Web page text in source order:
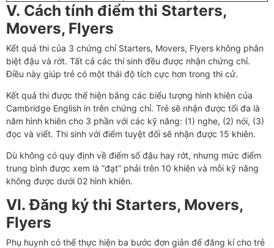
V. Cách tính điểm thi Starters,
Movers, Flyers
Kết quả thi của 3 chứng chỉ Starters, Movers, Flyers không phân
biệt đậu và rớt. Tất cả các thí sinh đều được nhận chứng chỉ.
Điều này giúp trẻ có một thái độ tích cực hơn trong thi cử.
Kết quả thi được thể hiện bằng các biểu tượng hình khiên của
Cambridge English in trên chứng chỉ. Trẻ sẽ nhận được tối đa là
năm hình khiên cho 3 phần với các kỹ năng: (1) nghe, (2) nói, (3)
đọc và viết. Thi sinh với điểm tuyệt đối sẽ nhận được 15 khiên.
Dù không có quy định về điểm số đậu hay rớt, nhưng mức điểm
trung bình được xem là “đạt” phải trên 10 khiên và mỗi kỹ năng
không được dưới 02 hình khiên.
VI.Đăng ký thi Starters, Movers,
Flyers
Phụ huynh có thể thực hiện ba bước đơn giản để đăng kí cho trẻ